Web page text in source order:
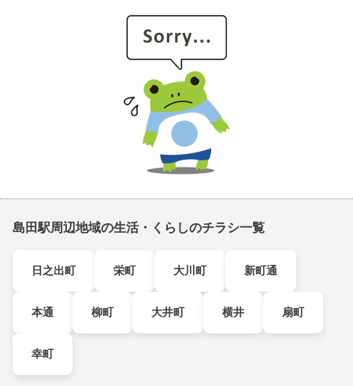
島田駅周辺地域の生活・くらしのチラシ一覧
日之出町 栄町 大川町 新町通
本通 柳町 大井町 横井 扇町
幸町